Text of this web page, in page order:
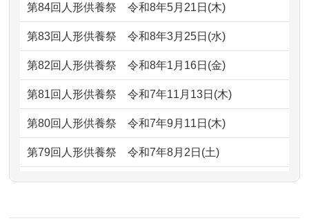
がとう。
2026/07/05 しっかりとお人形たちの供養をしてい
ただけると...
2026/06/30長年大事にしてきた雛人形です、供養
ガラスケースのまま引き取ってくださ
るのが助か...
ました。お...
2024/01/13会社のようですが、きちんと供養して
供養が終わったお人形以外はどうして
るのですか？
しょうか？
第84回人形供養祭令和8年5月21日(木)
第83回人形供養祭令和8年3月25日(水)
第82回人形供養祭令和8年1月16日(金)
第81回人形供養祭令和7年11月13日(木)
第80回人形供養祭令和7年9月11日(木)
第79回人形供養祭令和7年8月2日(土)
第78回人形供養祭令和7年6月20日(金)